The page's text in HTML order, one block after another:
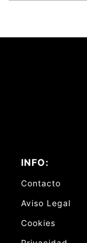
INFO:
Contacto
Aviso Legal
Cookies